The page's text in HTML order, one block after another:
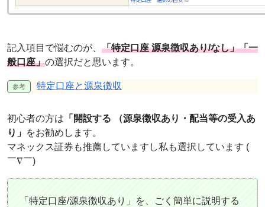
記入項目で悩むのが、 「特定口座 源泉徴収あり/なし」「一
般口座」の選択だと思います。
特定口座と源泉徴収
初心者の方は 「開設する （源泉徴収あり・配当等の受入あ
り」 をお勧めします。
マネックス証券も推薦していますし私も選択しています (
￣∇￣)
「特定口座/源泉徴収あり」を、ごく簡単に説明する